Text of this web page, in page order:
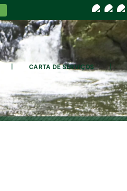
CARTA DE SERVIÇOS